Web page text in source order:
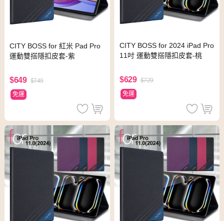
CITY BOSS for 紅米 Pad Pro
運動雙搭隱扣皮套-紫
$649 $749
免運
CITY BOSS for 2024 iPad Pro
11吋 運動雙搭隱扣皮套-桃
$629 $729
免運